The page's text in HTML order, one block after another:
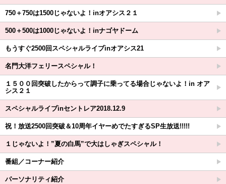
750＋750は1500じゃないよ！inオアシス２１
500＋500は1000じゃないよ！inナゴヤドーム
もうすぐ2500回スペシャルライブinオアシス21
名門大洋フェリースペシャル！
１５００回突破したからって調子に乗ってる場合じゃないよ！in オア
シス２１
スペシャルライブinセントレア2018.12.9
祝！放送2500回突破＆10周年イヤーめでたすぎるSP生放送!!!!!
１じゃないよ！”夏の白馬”で大はしゃぎスペシャル！
番組／コーナー紹介
パーソナリティ紹介